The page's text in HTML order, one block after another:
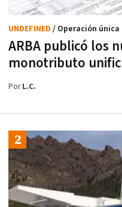
ARBA publicó los
monotributo
UNDEFINED / Operación única
PorL.C.